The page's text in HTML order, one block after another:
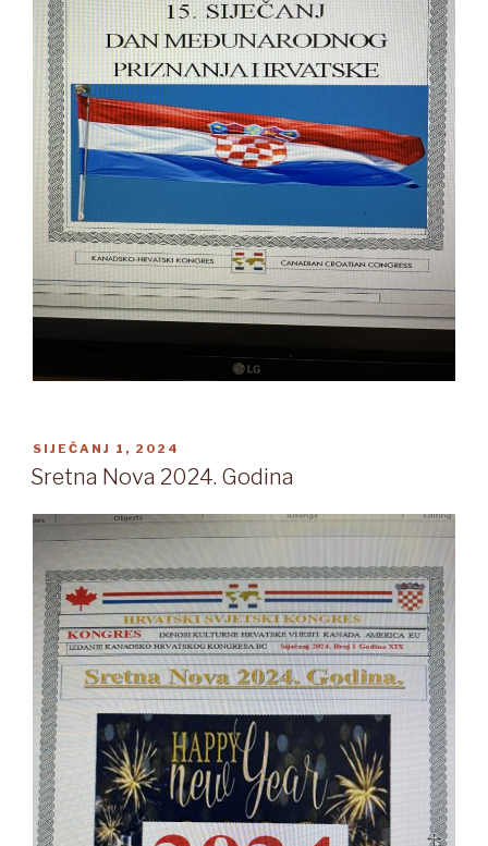
OBJAVLJENO
SIJEČANJ 1, 2024
Sretna Nova 2024. Godina